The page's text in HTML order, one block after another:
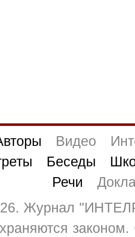
Видео
Беседы
Речи
Журнал